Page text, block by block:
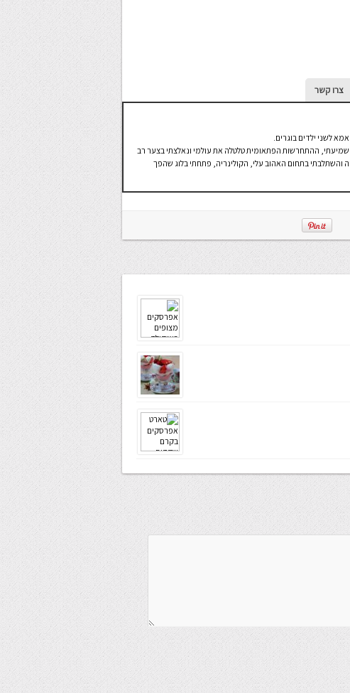
צרו קשר
לשני ילדים בוגרים.
את שמיעתי, ההתחרשות הפתאומית טלטלה את עולמי ונאלצתי בצער רב
והשתלבתי בתחום האהוב עלי, הקולינריה, פתחתי בלוג שהפך